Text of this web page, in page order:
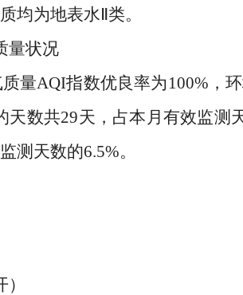
均为地表水Ⅱ类。
量状况
质量AQI指数优良率为 100% ，
天数共29天，占本月有效监测
测天数的6.5%。